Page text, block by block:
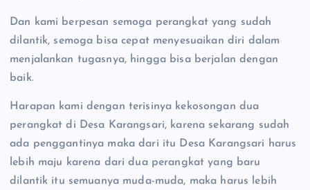
Dan kami berpesan semoga perangkat yang sudah
dilantik, semoga bisa cepat menyesuaikan diri dalam
menjalankan tugasnya, hingga bisa berjalan dengan
baik.
Harapan kami dengan terisinya kekosongan dua
perangkat di Desa Karangsari, karena sekarang sudah
ada penggantinya maka dari itu Desa Karangsari harus
lebih maju karena dari dua perangkat yang baru
dilantik itu semuanya muda-muda, maka harus lebih